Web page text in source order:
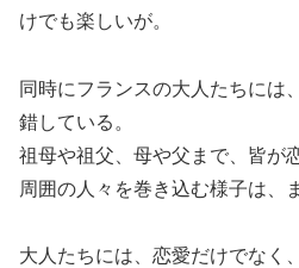
けでも楽しいが。
同時にフランスの大人たちには
錯している。
祖母や祖父、母や父まで、皆が
周囲の人々を巻き込む様子は、
大人たちには、恋愛だけでなく